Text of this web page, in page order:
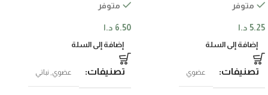
متوفر
5.25 د.ا
إضافة إلى السلة
تصنيفات عضوي
متوفر
6.50 د.ا
إضافة إلى السلة
تصنيفات عضوي نباتي